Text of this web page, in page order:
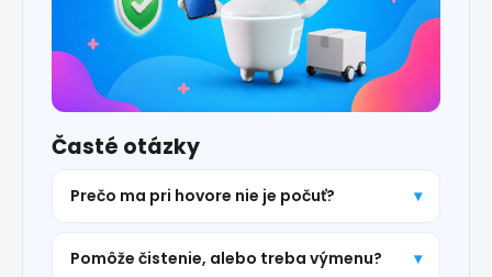
Časté otázky
Prečo ma pri hovore nie je počuť?
Pomôže čistenie, alebo treba výmenu?